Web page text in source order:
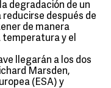
degradación de un
después de
de manera
y el
llegarán a los dos
Marsden,
(ESA) y